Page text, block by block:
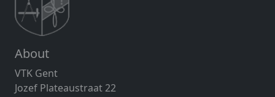
About
VTK Gent
Jozef Plateaustraat 22